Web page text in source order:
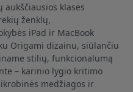
klasės
ženklų,
iPad ir MacBook
Origami dizainu, siūlančiu
stilių, funkcionalumą
– karinio lygio kritimo
medžiagos ir